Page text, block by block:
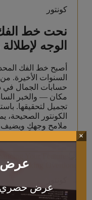
كونتور
نحت خط
الوجه
أصبح خط الفك
السنوات الأخيرة.
حسابات الجمال في
مكان — والخبر
تجميل لتحقيقها.
الكونتور
ملامح وجهكِ
عرض
عرض حصري
×